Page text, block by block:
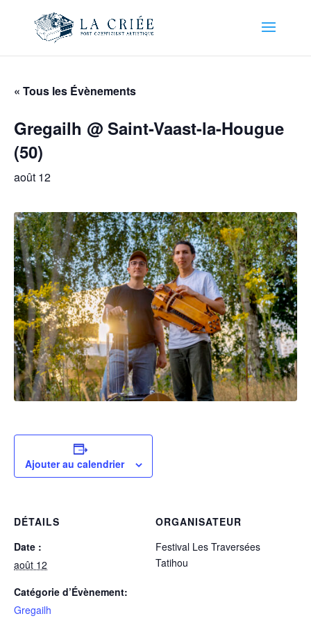
« Tous les Évènements
Gregailh @ Saint-Vaast-la-Hougue
(50)
août 12
Ajouter au calendrier
DÉTAILS
Date :
août 12
Catégorie d’Évènement:
Gregailh
ORGANISATEUR
Festival Les Traversées
Tatihou